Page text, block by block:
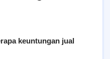
keuntungan jual